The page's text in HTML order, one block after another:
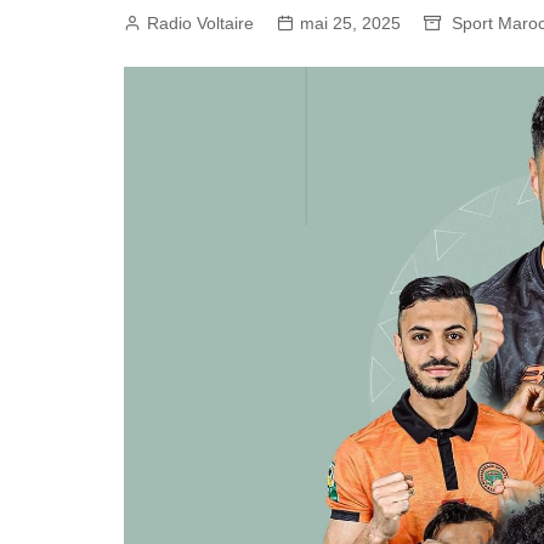
Radio Voltaire mai 25, 2025 Sport